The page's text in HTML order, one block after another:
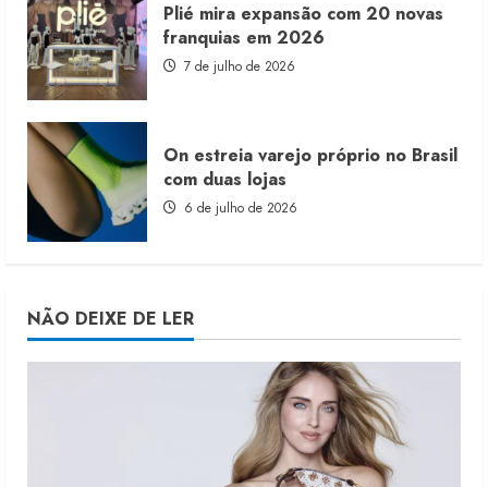
Plié mira expansão com 20 novas
franquias em 2026
7 de julho de 2026
On estreia varejo próprio no Brasil
com duas lojas
6 de julho de 2026
NÃO DEIXE DE LER